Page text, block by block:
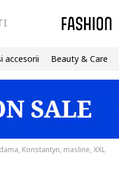
accesorii Beauty & Care
Konstantyn, masline, XXL